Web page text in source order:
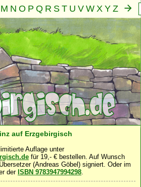
M N O P Q R S T U V W X Y Z
A B C
·Familie·Gemeinschaft
auf Erzgebirgisch
Auflage unter
für 19,- € bestellen. Auf Wunsch
(Andreas Göbel) signiert. Oder im
der ISBN 9783947994298.